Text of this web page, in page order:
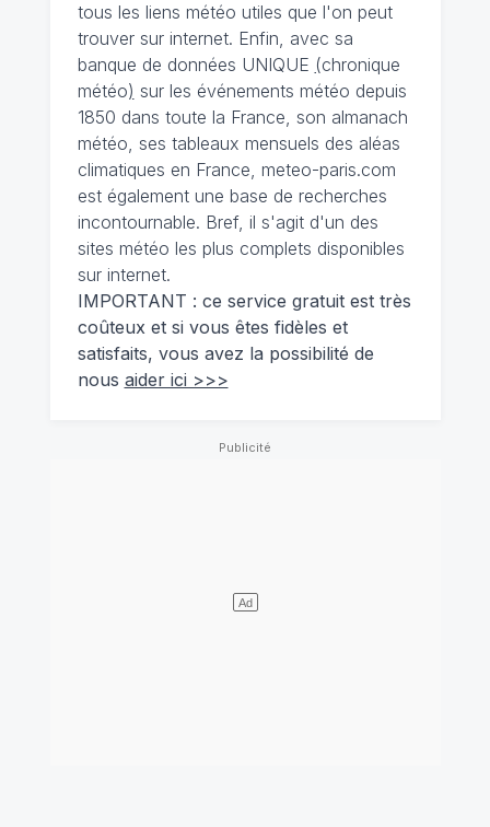
tous les liens météo utiles que l'on peut
trouver sur internet. Enfin, avec sa
banque de données UNIQUE (chronique
météo) sur les événements météo depuis
1850 dans toute la France, son almanach
météo, ses tableaux mensuels des aléas
climatiques en France, meteo-paris.com
est également une base de recherches
incontournable. Bref, il s'agit d'un des
sites météo les plus complets disponibles
sur internet.
IMPORTANT : ce service gratuit est très
coûteux et si vous êtes fidèles et
satisfaits, vous avez la possibilité de
nous aider ici >>>